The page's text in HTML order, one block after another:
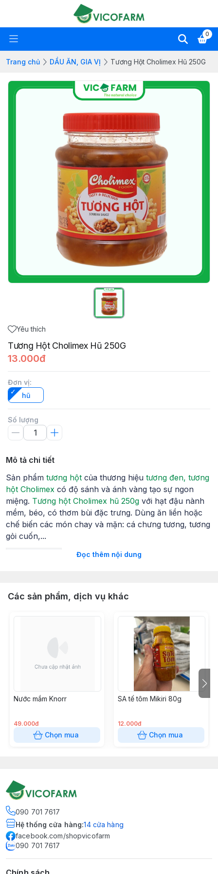
0
Trang chủ DẦU ĂN, GIA VỊ Tương Hột Cholimex Hũ 250G
Yêu thích
Tương Hột Cholimex Hũ 250G
13.000đ
Đơn vị:
hũ
Số lượng
Mô tả chi tiết
Sản phẩm tương hột của thương hiệu tương đen, tương
hột Cholimex có độ sánh và ánh vàng tạo sự ngon
miệng. Tương hột Cholimex hũ 250g với hạt đậu nành
mềm, béo, có thơm bùi đặc trưng. Dùng ăn liền hoặc
chế biến các món chay và mặn: cá chưng tương, tương
gỏi cuốn,...
Đọc thêm nội dung
Các sản phẩm, dịch vụ khác
Nước mắm Knorr
49.000đ
Chọn mua
SA tế tôm Mikiri 80g
12.000đ
Chọn mua
090 701 7617
Hệ thống cửa hàng:14 cửa hàng
facebook.com/shopvicofarm
090 701 7617